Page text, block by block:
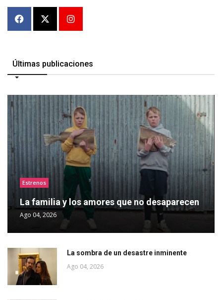
Últimas publicaciones
Estrenos
La familia y los amores que no desaparecen
Ago 04, 2026
La sombra de un desastre inminente
Ago 04, 2026